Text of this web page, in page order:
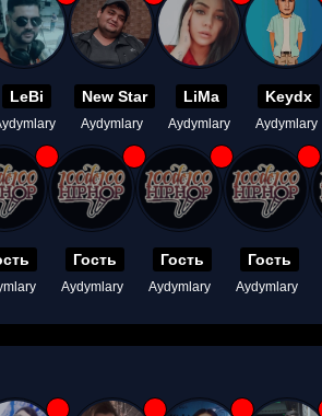
LeBi New Star
Aydymlary
LiMa
Aydymlary
Keydx
Aydymlary
Гость
Aydymlary
Гость
Aydymlary
Гость
Aydymlary